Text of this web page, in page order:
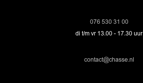
076 530 31 00
di t/m vr 13.00 - 17.30 uur
contact@chasse.nl